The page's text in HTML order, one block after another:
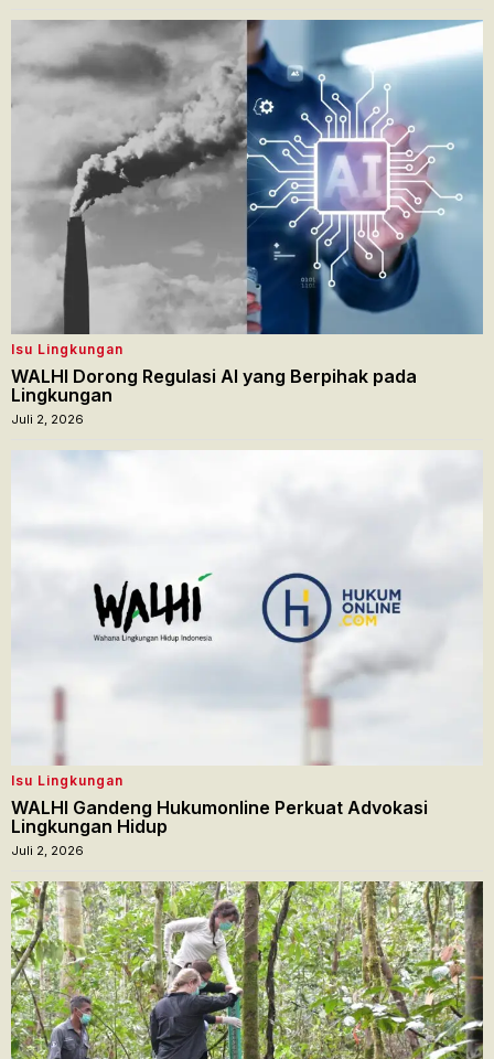
Isu Lingkungan
WALHI Dorong Regulasi AI yang Berpihak pada
Lingkungan
Juli 2, 2026
Isu Lingkungan
WALHI Gandeng Hukumonline Perkuat Advokasi
Lingkungan Hidup
Juli 2, 2026